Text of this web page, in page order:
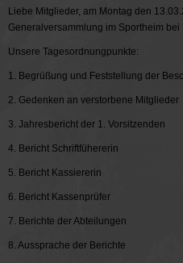
Liebe Mitglieder, am Montag den
Generalversammlung im Sportheim bei
Unsere Tagesordnungpunkte:
1. Begrüßung und Feststellung der
2. Gedenken an verstorbene Mitglieder
3. Jahresbericht der 1. Vorsitzenden
4. Bericht Schriftfühererin
5. Bericht Kassiererin
6. Bericht Kassenprüfer
7. Berichte der Abteilungen
8. Aussprache der Berichte